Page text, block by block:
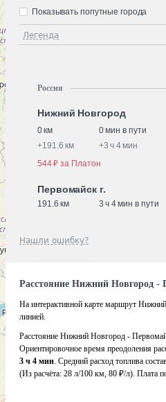
Легенда
Показывать попутные города
Россия
Нижний Новгород
0 км
0 мин в пути
+191.6 км +3 ч 4 мин
544 ₽ за Платон
Первомайск г.
191.6 км 3 ч 4 мин в пути
Нашли ошибку?
Расстояние Нижний Новгород -
На интерактивной карте маршрут
линией.
Расстояние Нижний Новгород -
Ориентировочное время преодоления
3 ч 4 мин. Средний расход топлива
(Из расчёта: 28 л/100 км, 80 ₽/л). Плата